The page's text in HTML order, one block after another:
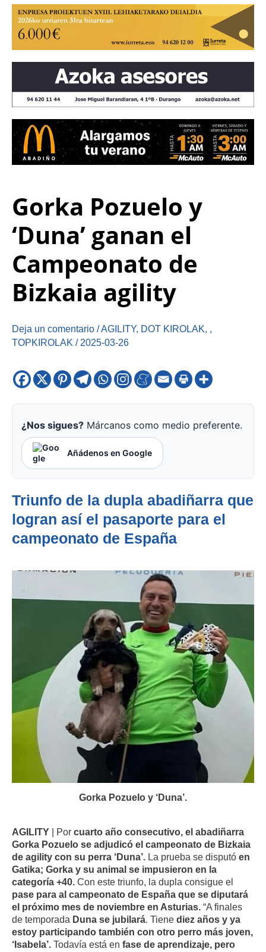
Gorka Pozuelo y
‘Duna’ ganan el
Campeonato de
Bizkaia agility
Deja un comentario /AGILITY, DOT KIROLAK, ,
TOPKIROLAK / 2025-03-26
¿Nos sigues? Márcanos como medio preferente.
Añádenos en Google
Triunfo de la dupla abadiñarra que
logran así el pasaporte para el
campeonato de España
Gorka Pozuelo y ‘Duna’.
AGILITY | Por cuarto año consecutivo, el abadiñarra
Gorka Pozuelo se adjudicó el campeonato de Bizkaia
de agility con su perra ‘Duna’. La prueba se disputó en
Gatika; Gorka y su animal se impusieron en la
categoría +40. Con este triunfo, la dupla consigue el
pase para al campeonato de España que se diputará
el próximo mes de noviembre en Asturias. “A finales
de temporada Duna se jubilará. Tiene diez años y ya
estoy participando también con otro perro más joven,
‘Isabela’. Todavía está en fase de aprendizaje, pero